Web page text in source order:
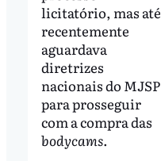
licitatório, mas até
recentemente
aguardava
diretrizes
nacionais do MJSP
para prosseguir
com a compra das
bodycams.